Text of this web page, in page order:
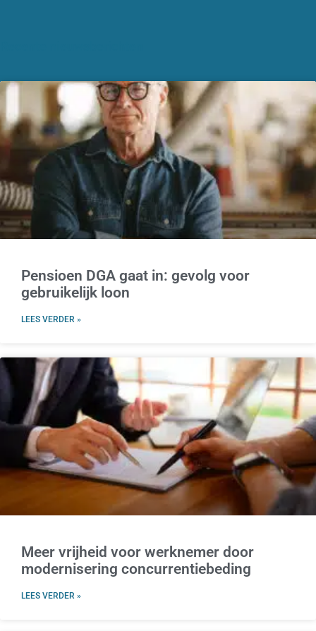
Pensioen DGA gaat in: gevolg voor
gebruikelijk loon
LEES VERDER »
Meer vrijheid voor werknemer door
modernisering concurrentiebeding
LEES VERDER »